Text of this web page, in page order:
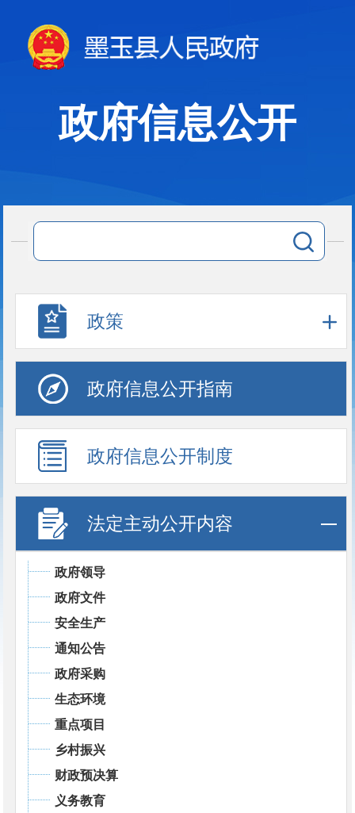
政府信息公开
政策
政府信息公开指南
政府信息公开制度
法定主动公开内容
政府领导
政府文件
安全生产
通知公告
政府采购
生态环境
重点项目
乡村振兴
财政预决算
义务教育